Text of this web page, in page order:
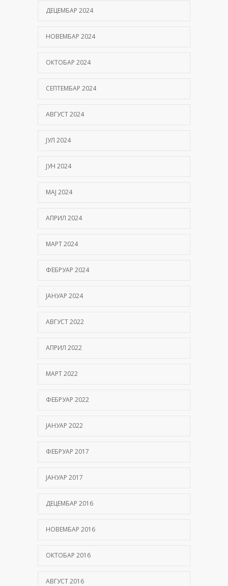
ДЕЦЕМБАР 2024
НОВЕМБАР 2024
ОКТОБАР 2024
СЕПТЕМБАР 2024
АВГУСТ 2024
ЈУЛ 2024
ЈУН 2024
МАЈ 2024
АПРИЛ 2024
МАРТ 2024
ФЕБРУАР 2024
ЈАНУАР 2024
АВГУСТ 2022
АПРИЛ 2022
МАРТ 2022
ФЕБРУАР 2022
ЈАНУАР 2022
ФЕБРУАР 2017
ЈАНУАР 2017
ДЕЦЕМБАР 2016
НОВЕМБАР 2016
ОКТОБАР 2016
АВГУСТ 2016